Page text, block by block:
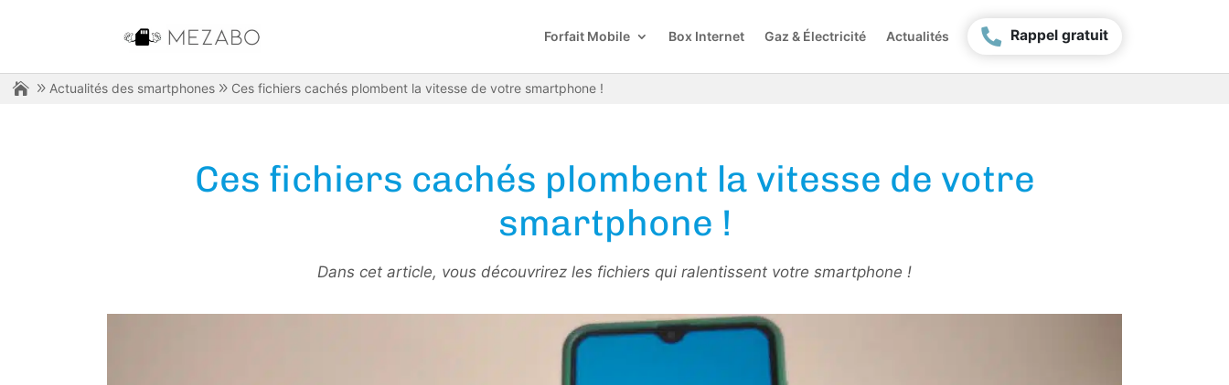
Forfait Mobile Box Internet Gaz & Électricité Actualités Rappel gratuit
Actualités des smartphones Ces fichiers cachés plombent la vitesse de votre smartphone !
Ces fichiers cachés plombent la vitesse de votre
smartphone !
Dans cet article, vous découvrirez les fichiers qui ralentissent votre smartphone !